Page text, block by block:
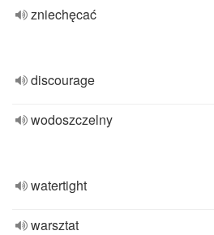
zniechęcać
discourage
wodoszczelny
watertight
warsztat